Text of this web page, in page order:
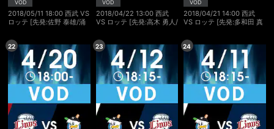
視聴デバイス一覧
スマホなどでRakuten TVを視聴する際のデ
パスコード設定
視聴年齢制限の変更時にパスコード入力が
求められるのでお子さまがいても安心で
す。
メルマガ
メルマガの配信停止、配信先のメールアド
レスの変更が可能です。
VOD
2018/05/11 18:00 西武 VS
ロッテ [先発:佐野 泰雄/涌
VOD
2018/04/22 13:00 西武
VS ロッテ [先発:高木 勇人/
VOD
2018/04/21 14:00 西武
VS ロッテ [先発:多和田 真
22 23 24